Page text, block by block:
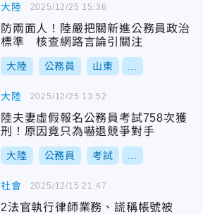
大陸
防兩面人！陸嚴把關新進公務員政治
標準 核查網路言論引關注
大陸 公務員 山東
2025/12/25 15:36
大陸
陸夫妻虛假報名公務員考試758次獲
刑！原因竟只為嚇退競爭對手
大陸 公務員 考試
2025/12/25 13:52
社會
2法官執行律師業務、謊稱帳號被
2025/12/15 21:47